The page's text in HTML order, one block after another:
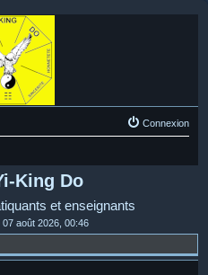
Connexion
King Do
et enseignants
août 2026, 00:46